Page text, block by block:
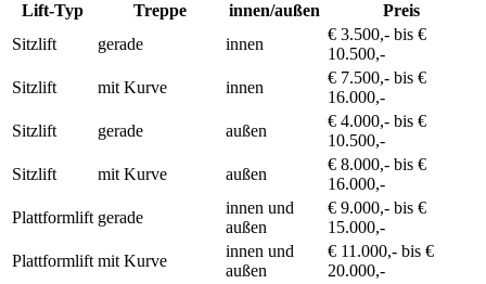
Lift-Typ Treppe innen/außen
Preis
Sitzlift
gerade innen
€ 3.500,- bis €
10.500,-
Sitzlift
mit Kurve innen
€ 7.500,- bis €
16.000,-
Sitzlift
gerade außen
€ 4.000,- bis €
10.500,-
Sitzlift
mit Kurve außen
€ 8.000,- bis €
16.000,-
Plattformlift gerade
innen und
außen
€ 9.000,- bis €
15.000,-
Plattformlift mit Kurve
innen und
außen
€ 11.000,- bis €
20.000,-